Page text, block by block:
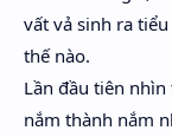
vất vả sinh ra
thế nào.
Lần đầu tiên
nắm thành nắm